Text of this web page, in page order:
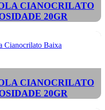
CIANOCRILATO
20GR
CIANOCRILATO
20GR